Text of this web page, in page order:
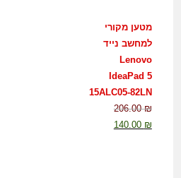
מטען מקורי
למחשב נייד
Lenovo
IdeaPad 5
15ALC05-82LN
206.00₪
140.00 ₪